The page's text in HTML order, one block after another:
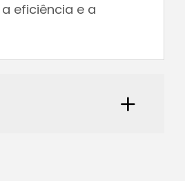
eficiência e a